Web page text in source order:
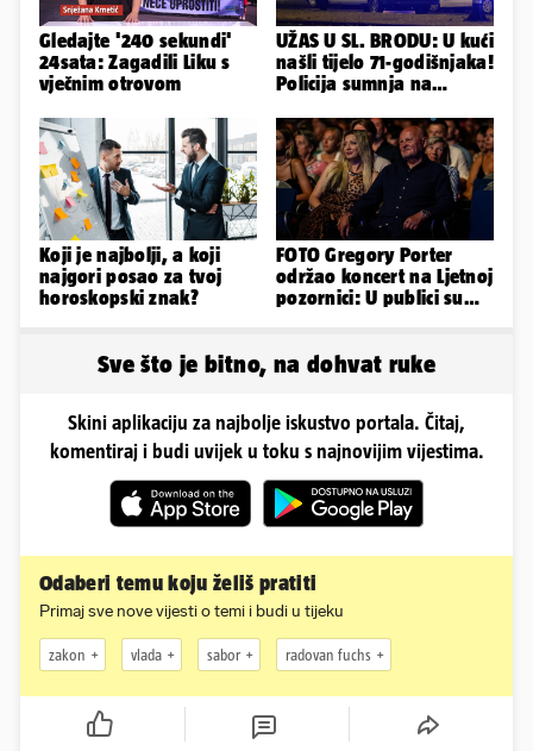
Gledajte '240 sekundi'
24sata: Zagadili Liku s
vječnim otrovom
UŽAS U SL. BRODU: U kući
našli tijelo 71-godišnjaka!
Policija sumnja na
Koji je najbolji, a koji
najgori posao za tvoj
horoskopski znak?
FOTO Gregory Porter
održao koncert na Ljetnoj
pozornici: U publici su
Sve što je bitno, na dohvat ruke
Skini aplikaciju za najbolje iskustvo portala. Čitaj,
komentiraj i budi uvijek u toku s najnovijim vijestima.
Odaberi temu koju želiš pratiti
Primaj sve nove vijesti o temi i budi u tijeku
zakon vlada sabor radovan fuchs